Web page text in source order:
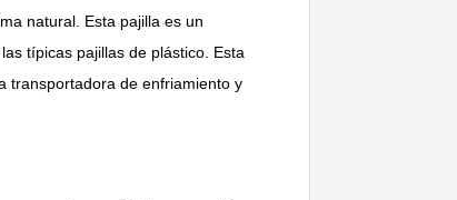
natural. Esta pajilla es un
típicas pajillas de plástico. Esta
transportadora de enfriamiento y